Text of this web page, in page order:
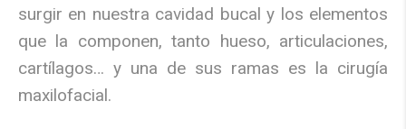
surgir en nuestra cavidad bucal y los elementos
que la componen, tanto hueso, articulaciones,
cartílagos… y una de sus ramas es la cirugía
maxilofacial.